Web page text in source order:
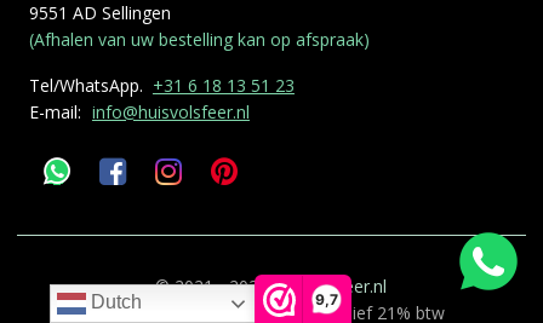
9,7
9551 AD Sellingen
(Afhalen van uw bestelling kan op afspraak)
Tel/WhatsApp. +31 6 18 13 51 23
E-mail: info@huisvolsfeer.nl
© 2021 - 2026Huisvolsfeer.nl
Alle genoemde prijzen zijn inclusief 21% btw
Dutch